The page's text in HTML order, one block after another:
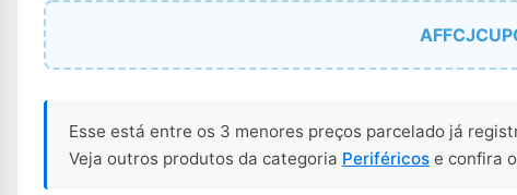
Esse está entre os 3 menores preços parcelado já
Veja outros produtos da categoria Periféricos e confira